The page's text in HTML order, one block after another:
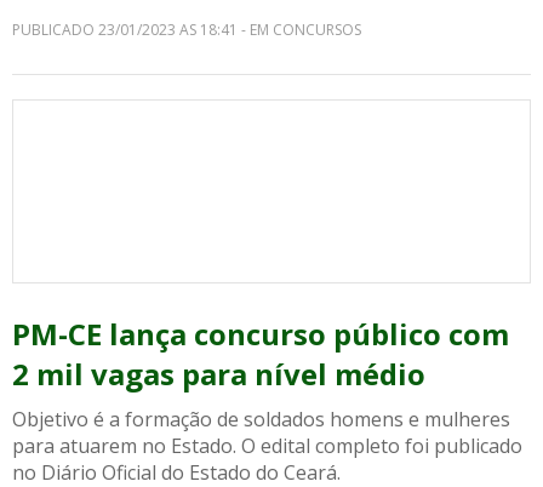
PUBLICADO 23/01/2023 AS 18:41 - EM CONCURSOS
PM-CE lança concurso público com
2 mil vagas para nível médio
Objetivo é a formação de soldados homens e mulheres
para atuarem no Estado. O edital completo foi publicado
no Diário Oficial do Estado do Ceará.